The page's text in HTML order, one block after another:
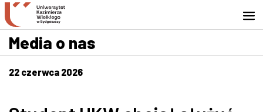
Przejdź do wyszukiwarki
Przejdź do treści
Przejdź do stopki - Kontakt
Media o nas
22 czerwca 2026